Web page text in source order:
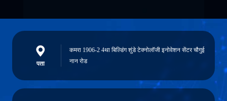
पता
कमरा 1906-2 4था बिल्डिंग शुंडे टेक्नोलॉजी इनोवेशन सेंटर चौगुई
नान रोड